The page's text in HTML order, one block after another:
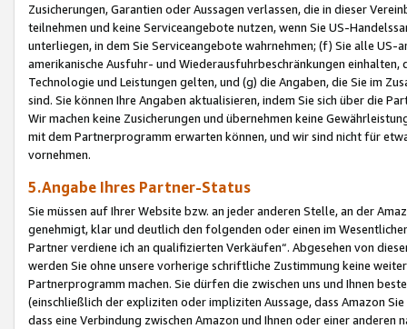
Zusicherungen, Garantien oder Aussagen verlassen, die in dieser
teilnehmen und keine Serviceangebote nutzen, wenn Sie US-
unterliegen, in dem Sie Serviceangebote wahrnehmen; (f) Sie alle
amerikanische Ausfuhr- und Wiederausfuhrbeschränkungen
Technologie und Leistungen gelten, und (g) die Angaben, die Sie im
sind. Sie können Ihre Angaben aktualisieren, indem Sie sich über die
Wir machen keine Zusicherungen und übernehmen keine
mit dem Partnerprogramm erwarten können, und wir sind nicht für
vornehmen.
5.Angabe Ihres Partner-Status
Sie müssen auf Ihrer Website bzw. an jeder anderen Stelle, an der
genehmigt, klar und deutlich den folgenden oder einen im
Partner verdiene ich an qualifizierten Verkäufen“. Abgesehen von
werden Sie ohne unsere vorherige schriftliche Zustimmung keine
Partnerprogramm machen. Sie dürfen die zwischen uns und Ihnen
(einschließlich der expliziten oder impliziten Aussage, dass Amazon
dass eine Verbindung zwischen Amazon und Ihnen oder einer